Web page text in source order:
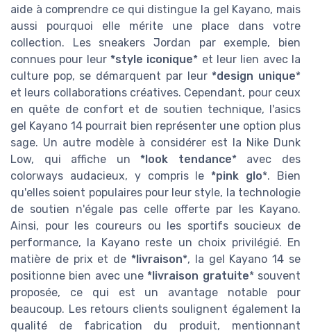
aide à comprendre ce qui distingue la gel Kayano, mais
aussi pourquoi elle mérite une place dans votre
collection. Les sneakers Jordan par exemple, bien
connues pour leur *style iconique* et leur lien avec la
culture pop, se démarquent par leur*design unique*
et leurs collaborations créatives. Cependant, pour ceux
en quête de confort et de soutien technique, l'asics
gel Kayano 14 pourrait bien représenter une option plus
sage. Un autre modèle à considérer est la Nike Dunk
Low, qui affiche un*look tendance* avec des
colorways audacieux, y compris le*pink glo*. Bien
qu'elles soient populaires pour leur style, la technologie
de soutien n'égale pas celle offerte par les Kayano.
Ainsi, pour les coureurs ou les sportifs soucieux de
performance, la Kayano reste un choix privilégié. En
matière de prix et de *livraison*, la gel Kayano 14 se
positionne bien avec une*livraison gratuite* souvent
proposée, ce qui est un avantage notable pour
beaucoup. Les retours clients soulignent également la
qualité de fabrication du produit, mentionnant